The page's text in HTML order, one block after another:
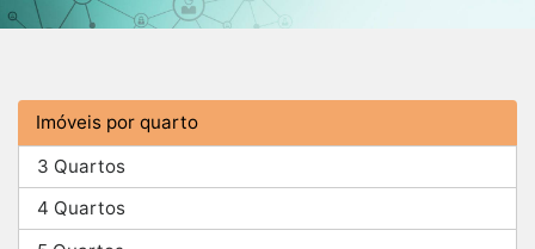
Imóveis por quarto
3 Quartos
4 Quartos